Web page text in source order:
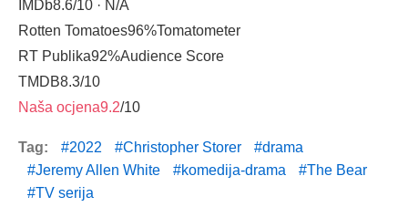
IMDb8.6/10 · N/A
Rotten Tomatoes96%Tomatometer
RT Publika92%Audience Score
TMDB8.3/10
Naša ocjena9.2/10
Tag: 2022 Christopher Storer
drama
Jeremy Allen White
komedija-drama
The Bear
TV serija